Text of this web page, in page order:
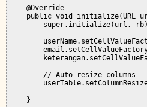
    @Override
public void initialize(URL
super.initialize(url,
        // Auto resize columns
    }